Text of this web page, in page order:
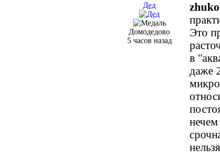
Дед
Домодедово
5 часов назад
Это
в
даже